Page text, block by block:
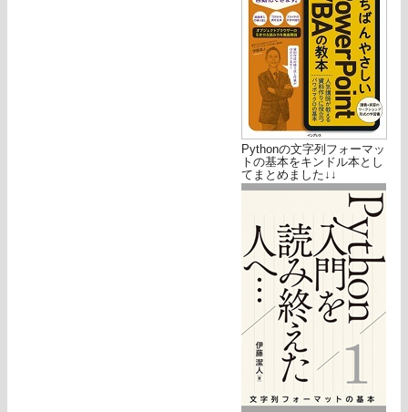
Pythonの文字列フォーマッ
トの基本をキンドル本とし
てまとめました↓↓